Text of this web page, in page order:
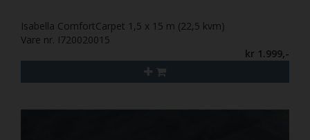
Isabella ComfortCarpet 1,5 x 15 m (22,5 kvm)
Vare nr. I720020015
kr 1.999,-